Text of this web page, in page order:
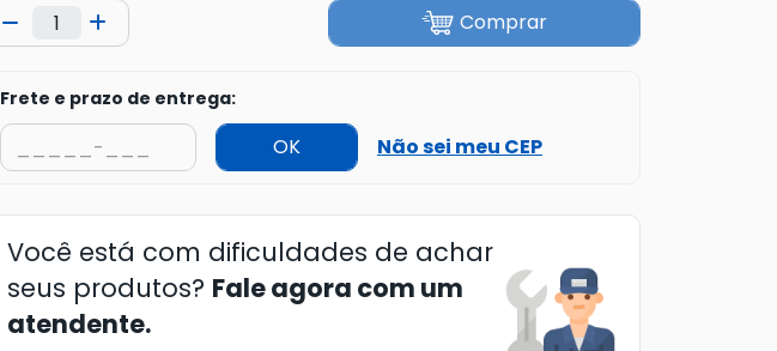
Comprar
Frete e prazo de entrega:
OK Não sei meu CEP
Você está com dificuldades de achar
seus produtos? Fale agora com um
atendente.